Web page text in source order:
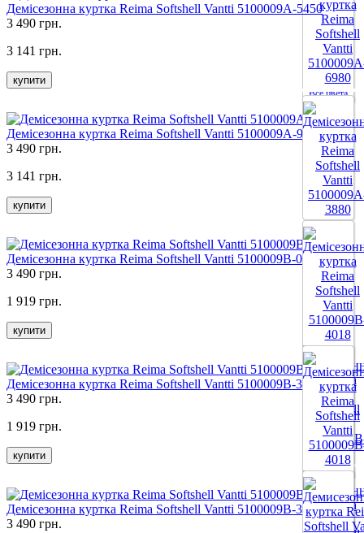
Все цвета
Демісезонна куртка Reima Softshell Vantti 5100009A-5450
3 490 грн.
3 141 грн.
купити
Демісезонна куртка Reima Softshell Vantti 5100009A-9990
3 490 грн.
3 141 грн.
купити
Все цвета
Демісезонна куртка Reima Softshell Vantti 5100009B-0992
3 490 грн.
1 919 грн.
купити
Демісезонна куртка Reima Softshell Vantti 5100009B-3612
3 490 грн.
1 919 грн.
купити
Демісезонна куртка Reima Softshell Vantti 5100009B-3618
3 490 грн.